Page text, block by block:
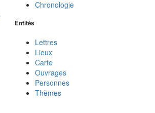
Chronologie
Entités
Lettres
Lieux
Carte
Ouvrages
Personnes
Thèmes